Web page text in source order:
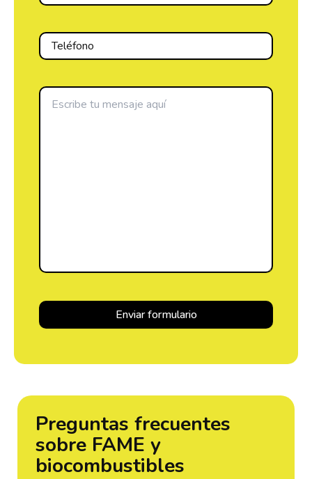
Preguntas frecuentes
sobre FAME y
biocombustibles